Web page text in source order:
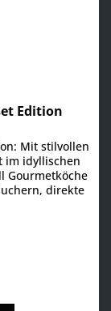
Edition
Mit stilvollen
im idyllischen
Gourmetköche
direkte
aus